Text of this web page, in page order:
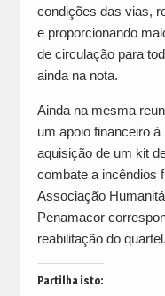
condições das vias,
e proporcionando
de circulação para
ainda na nota.
Ainda na mesma
um apoio financeiro
aquisição de um kit
combate a incêndios
Associação
Penamacor
reabilitação do
Partilha isto: